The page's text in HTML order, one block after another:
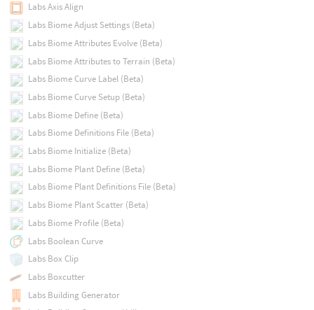
Labs Axis Align
Labs Biome Adjust Settings (Beta)
Labs Biome Attributes Evolve (Beta)
Labs Biome Attributes to Terrain (Beta)
Labs Biome Curve Label (Beta)
Labs Biome Curve Setup (Beta)
Labs Biome Define (Beta)
Labs Biome Definitions File (Beta)
Labs Biome Initialize (Beta)
Labs Biome Plant Define (Beta)
Labs Biome Plant Definitions File (Beta)
Labs Biome Plant Scatter (Beta)
Labs Biome Profile (Beta)
Labs Boolean Curve
Labs Box Clip
Labs Boxcutter
Labs Building Generator